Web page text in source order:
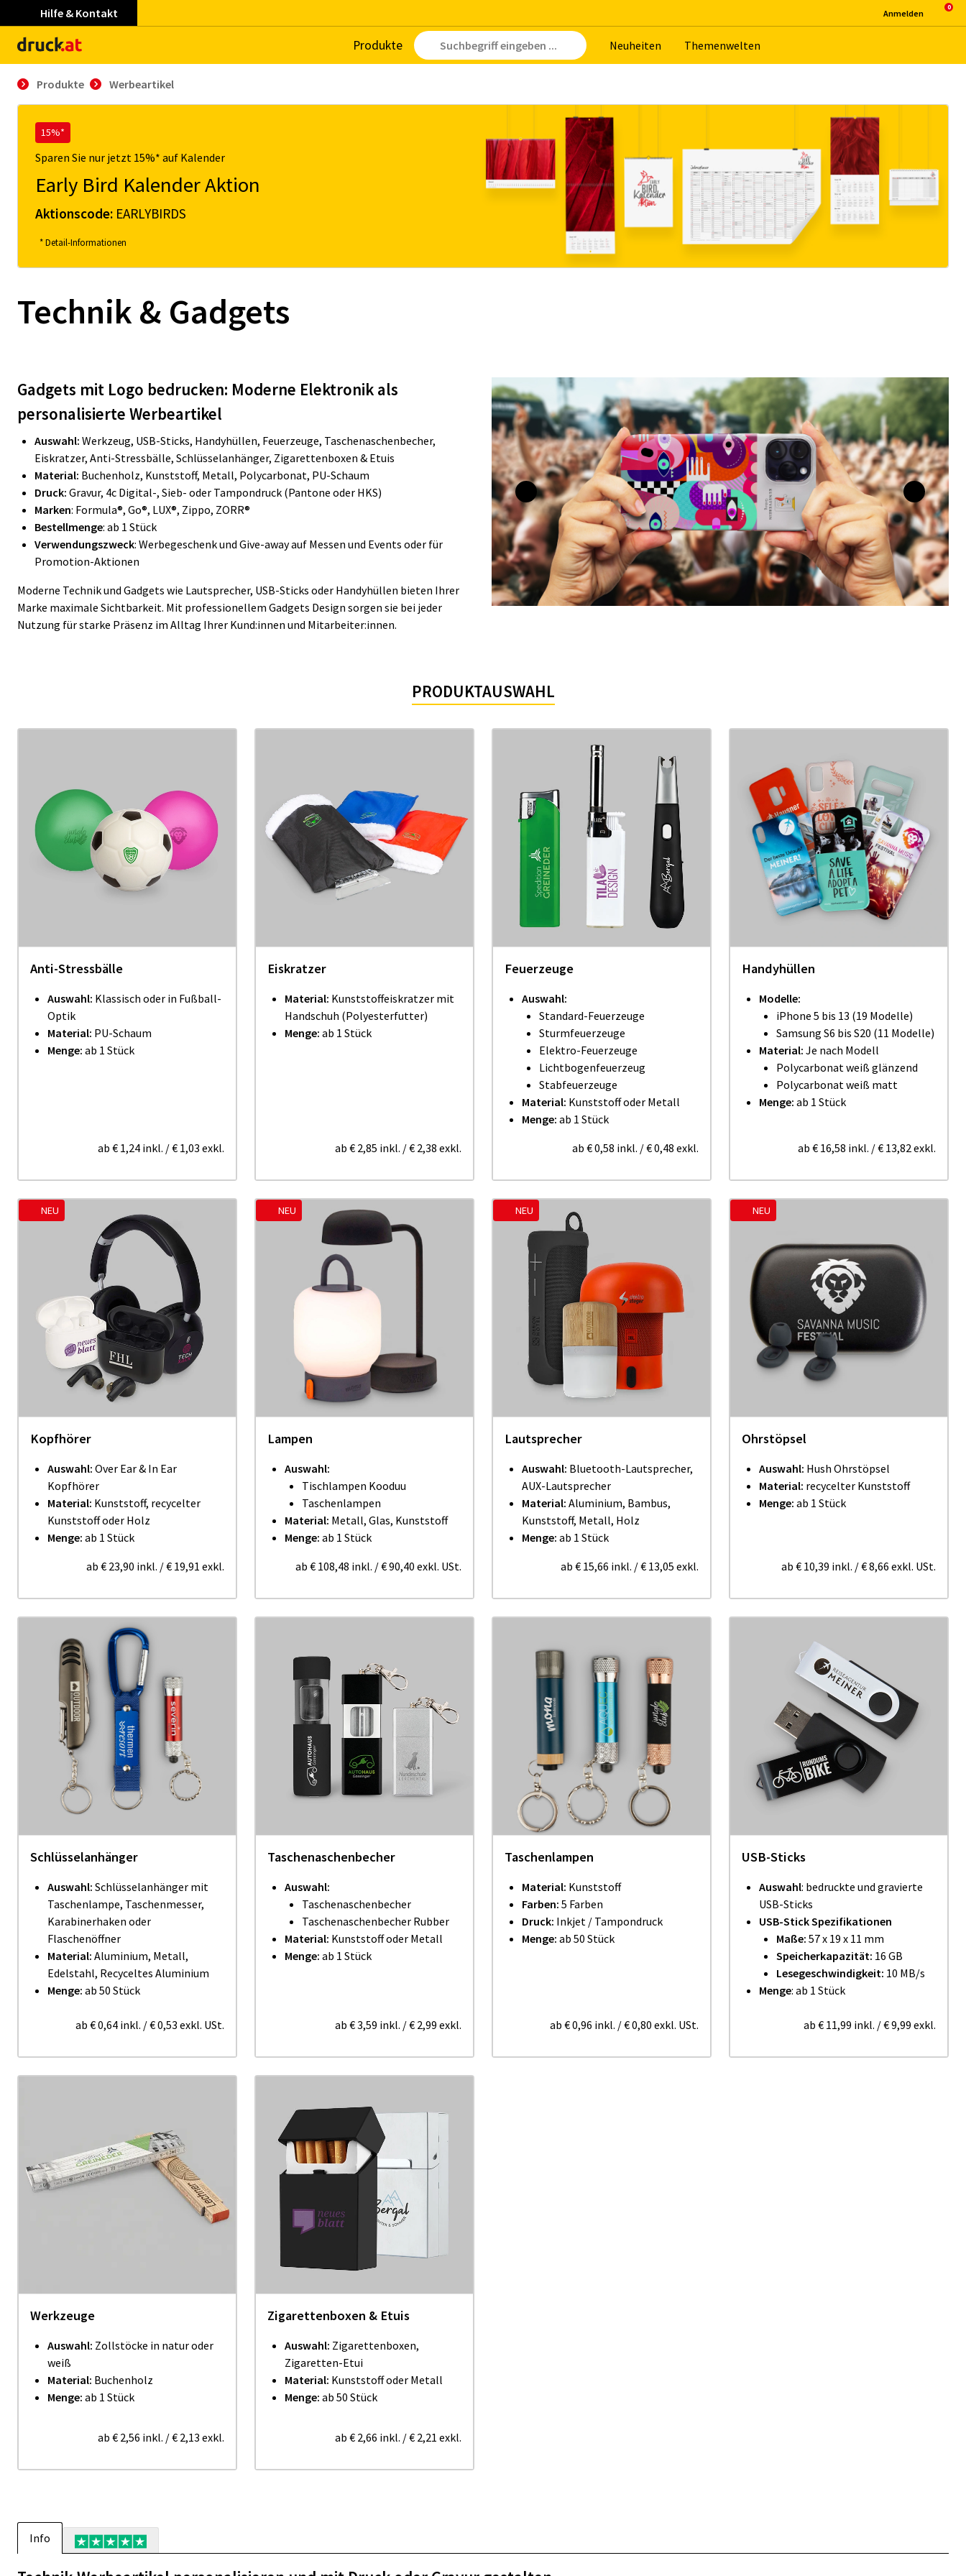
Hilfe & Kontakt
Pro­duk­te Neu­hei­ten The­men­wel­ten
An­mel­den
Produkte Werbeartikel
15%*
Sparen Sie nur jetzt 15%* auf Kalender
Early Bird Kalender Aktion
Aktionscode: EARLYBIRDS
* Detail-Informationen
Technik & Gadgets
Gadgets mit Logo bedrucken: Moderne Elektronik als
personalisierte Werbeartikel
Auswahl: Werkzeug, USB-Sticks, Handyhüllen, Feuerzeuge, Taschenaschenbecher,
Eiskratzer, Anti-Stressbälle, Schlüsselanhänger, Zigarettenboxen & Etuis
Material: Buchenholz, Kunststoff, Metall, Polycarbonat, PU-Schaum
Druck: Gravur, 4c Digital-, Sieb- oder Tampondruck (Pantone oder HKS)
Marken: Formula®, Go®, LUX®, Zippo, ZORR®
Bestellmenge: ab 1 Stück
Verwendungszweck: Werbegeschenk und Give-away auf Messen und Events oder für
Promotion-Aktionen
Moderne Technik und Gadgets wie Lautsprecher, USB-Sticks oder Handyhüllen bieten Ihrer
Marke maximale Sichtbarkeit. Mit professionellem Gadgets Design sorgen sie bei jeder
Nutzung für starke Präsenz im Alltag Ihrer Kund:innen und Mitarbeiter:innen.
PRODUKTAUSWAHL
Anti-Stressbälle
Auswahl: Klassisch oder in Fußball-
Optik
Material: PU-Schaum
Menge: ab 1 Stück
ab € 1,24 inkl. /€ 1,03 exkl.
Eiskratzer
Material: Kunststoffeiskratzer mit
Handschuh (Polyesterfutter)
Menge: ab 1 Stück
ab € 2,85 inkl. /€ 2,38 exkl.
Feuerzeuge
Auswahl:
Standard-Feuerzeuge
Sturmfeuerzeuge
Elektro-Feuerzeuge
Lichtbogenfeuerzeug
Stabfeuerzeuge
Material: Kunststoff oder Metall
Menge: ab 1 Stück
ab € 0,58 inkl. /€ 0,48 exkl.
Handyhüllen
Modelle:
iPhone 5 bis 13 (19 Modelle)
Samsung S6 bis S20 (11 Modelle)
Material: Je nach Modell
Polycarbonat weiß glänzend
Polycarbonat weiß matt
Menge: ab 1 Stück
ab € 16,58 inkl. /€ 13,82exkl.
NEU
Kopfhörer
Auswahl: Over Ear & In Ear
Kopfhörer
Material: Kunststoff, recycelter
Kunststoff oder Holz
Menge: ab 1 Stück
ab € 23,90 inkl. /€ 19,91 exkl.
NEU
Lampen
Auswahl:
Tischlampen Kooduu
Taschenlampen
Material: Metall, Glas, Kunststoff
Menge: ab 1 Stück
ab € 108,48 inkl. /€ 90,40 exkl. USt.
NEU
Lautsprecher
Auswahl: Bluetooth-Lautsprecher,
AUX-Lautsprecher
Material: Aluminium, Bambus,
Kunststoff, Metall, Holz
Menge: ab 1 Stück
ab € 15,66 inkl. /€ 13,05 exkl.
NEU
Ohrstöpsel
Auswahl: Hush Ohrstöpsel
Material: recycelter Kunststoff
Menge: ab 1 Stück
ab € 10,39 inkl. /€ 8,66 exkl. USt.
Schlüsselanhänger
Auswahl: Schlüsselanhänger mit
Taschenlampe, Taschenmesser,
Karabinerhaken oder
Flaschenöffner
Material: Aluminium, Metall,
Edelstahl, Recyceltes Aluminium
Menge: ab 50 Stück
ab € 0,64 inkl. /€ 0,53 exkl. USt.
Taschenaschenbecher
Auswahl:
Taschenaschenbecher
Taschenaschenbecher Rubber
Material: Kunststoff oder Metall
Menge: ab 1 Stück
ab € 3,59 inkl. /€ 2,99 exkl.
Taschenlampen
Material: Kunststoff
Farben: 5 Farben
Druck: Inkjet / Tampondruck
Menge: ab 50 Stück
ab € 0,96 inkl. /€ 0,80 exkl. USt.
USB-Sticks
Auswahl: bedruckte und gravierte
USB-Sticks
USB-Stick Spezifikationen
Maße: 57 x 19 x 11 mm
Speicherkapazität: 16 GB
Lesegeschwindigkeit: 10 MB/s
Menge: ab 1 Stück
ab € 11,99 inkl. /€ 9,99 exkl.
Werkzeuge
Auswahl: Zollstöcke in natur oder
weiß
Material: Buchenholz
Menge: ab 1 Stück
ab € 2,56 inkl. /€ 2,13 exkl.
Zigarettenboxen & Etuis
Auswahl: Zigarettenboxen,
Zigaretten-Etui
Material: Kunststoff oder Metall
Menge: ab 50 Stück
ab € 2,66 inkl. /€ 2,21 exkl.
Info